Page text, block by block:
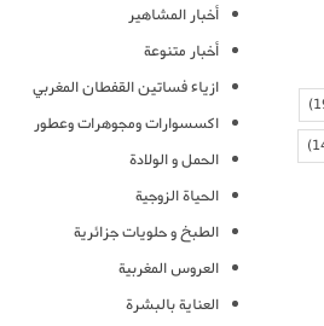
أخبار المشاهير
أخبار متنوعة
ازياء فساتين القفطان المغربي
اكسسوارات ومجوهرات وعطور
الحمل و الولادة
الحياة الزوجية
الطبخ و حلويات جزائرية
العروس المغربية
العناية بالبشرة